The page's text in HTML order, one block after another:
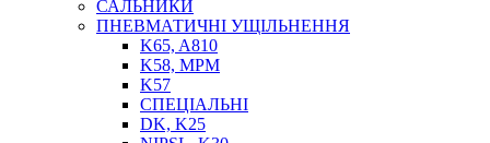
МУФТИ (НАСАДКИ) ДЛЯ ШПРИЦІВ
МАСЛЯНКИ, ЛІЙКИ
ПРЕС-МАСЛЯНКИ
ШЛАНГИ, ТРУБКИ
ШПРИЦИ МАСТИЛЬНІ
САЛЬНИКИ
ПНЕВМАТИЧНІ УЩІЛЬНЕННЯ
K65, A810
K58, MPM
K57
СПЕЦІАЛЬНІ
DK, K25